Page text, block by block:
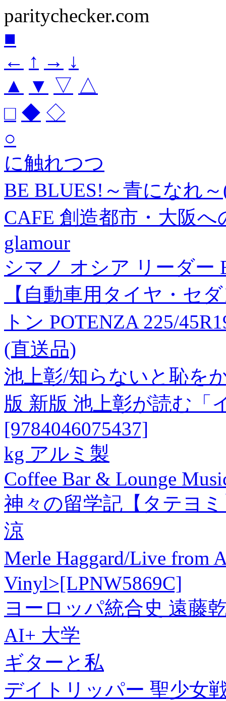
paritychecker.com
■
← ↑ → ↓
▲
▼ ▽ △
□ ◆ ◇
○
に触れつつ
BE BLUES!～青になれ
CAFE 創造都市・大阪
glamour
シマノ オシア リーダー
【自動車用タイヤ・セ
トン POTENZA 225/
(直送品)
池上彰/知らないと恥を
版 新版 池上彰が読む「
[9784046075437]
kg アルミ製
Coffee Bar & Lounge
神々の留学記【タテヨ
涼
Merle Haggard/Live from
Vinyl>[LPNW5869C]
ヨーロッパ統合史 遠藤
AI+ 大学
ギターと私
デイトリッパー 聖少女